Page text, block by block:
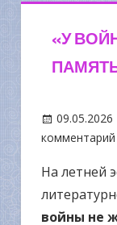
«У
09.05.2026
комментарий
На летней
войны не